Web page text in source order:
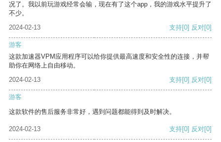
况了。我以前玩游戏经常会输，现在有了这个app，我的游戏水平提升了
不少。
2024-02-13
支持[0] 反对[0]
游客
这款加速器VPM应用程序可以给你提供最高速度和安全性的连接，并帮
助你在网络上自由移动。
2024-02-13
支持[0] 反对[0]
游客
这款软件的售后服务非常好，遇到问题都能得到及时解决。
2024-02-13 支持[0] 反对[0]